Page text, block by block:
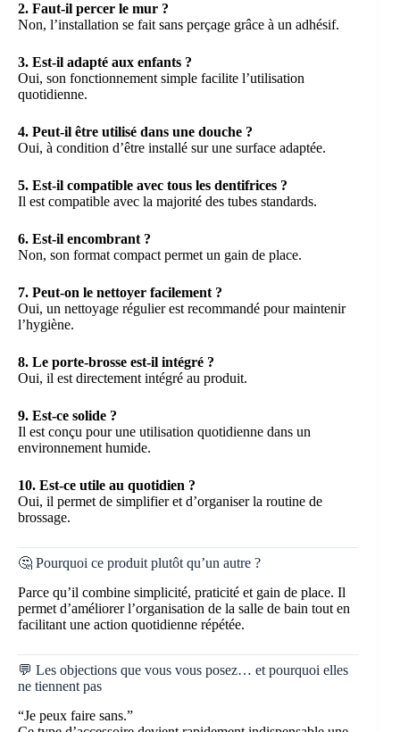
2. Faut-il percer le mur ?
Non, l’installation se fait sans perçage grâce à un adhésif.
3. Est-il adapté aux enfants ?
Oui, son fonctionnement simple facilite l’utilisation
quotidienne.
4. Peut-il être utilisé dans une douche ?
Oui, à condition d’être installé sur une surface adaptée.
5. Est-il compatible avec tous les dentifrices ?
Il est compatible avec la majorité des tubes standards.
6. Est-il encombrant ?
Non, son format compact permet un gain de place.
7. Peut-on le nettoyer facilement ?
Oui, un nettoyage régulier est recommandé pour maintenir
l’hygiène.
8. Le porte-brosse est-il intégré ?
Oui, il est directement intégré au produit.
9. Est-ce solide ?
Il est conçu pour une utilisation quotidienne dans un
environnement humide.
10. Est-ce utile au quotidien ?
Oui, il permet de simplifier et d’organiser la routine de
brossage.
🤔 Pourquoi ce produit plutôt qu’un autre ?
Parce qu’il combine simplicité, praticité et gain de place. Il
permet d’améliorer l’organisation de la salle de bain tout en
facilitant une action quotidienne répétée.
💬 Les objections que vous vous posez… et pourquoi elles
ne tiennent pas
“Je peux faire sans.”